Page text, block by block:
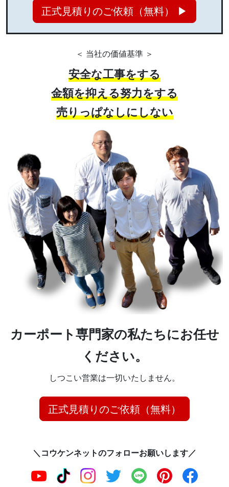
正式見積りのご依頼（無料） ▶
＜ 当社の価値基準 ＞
安全な工事をする
金額を抑える努力をする
売りっぱなしにしない
カーポート専門家の私たちにお任せ
ください。
しつこい営業は一切いたしません。
正式見積りのご依頼（無料）
＼コウケンネットのフォローお願いします／